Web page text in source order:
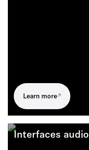
Learn more
Interfaces audio